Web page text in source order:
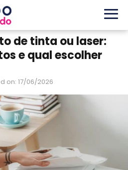
de tinta ou laser:
e qual escolher
on: 17/06/2026